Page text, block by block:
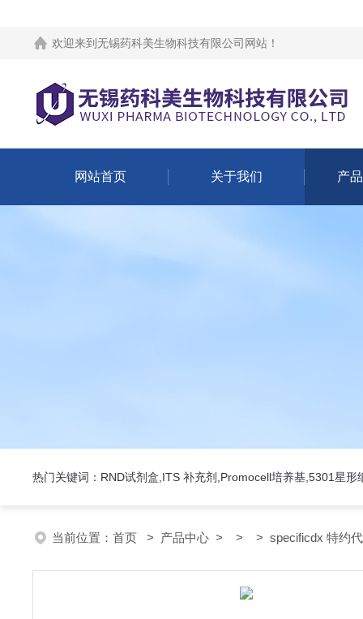
欢迎来到 无锡药科美生物科技有限公司网站 ！
网站首页 关于我们 产
热门关键词：RND试剂盒,ITS 补充剂,Promocell培养基,5301星形
当前位置： 首页 > 产品中心 > > > specificdx 特约